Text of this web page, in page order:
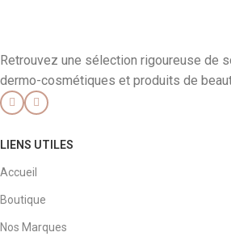
Retrouvez une sélection rigoureuse de
dermo-cosmétiques et produits de
LIENS UTILES
Accueil
Boutique
Nos Marques